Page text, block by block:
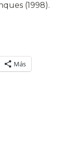
(1998).
Más